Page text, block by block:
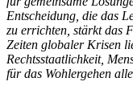
Entscheidung, die das
zu errichten, stärkt das
Zeiten globaler Krisen
Rechtsstaatlichkeit,
für das Wohlergehen